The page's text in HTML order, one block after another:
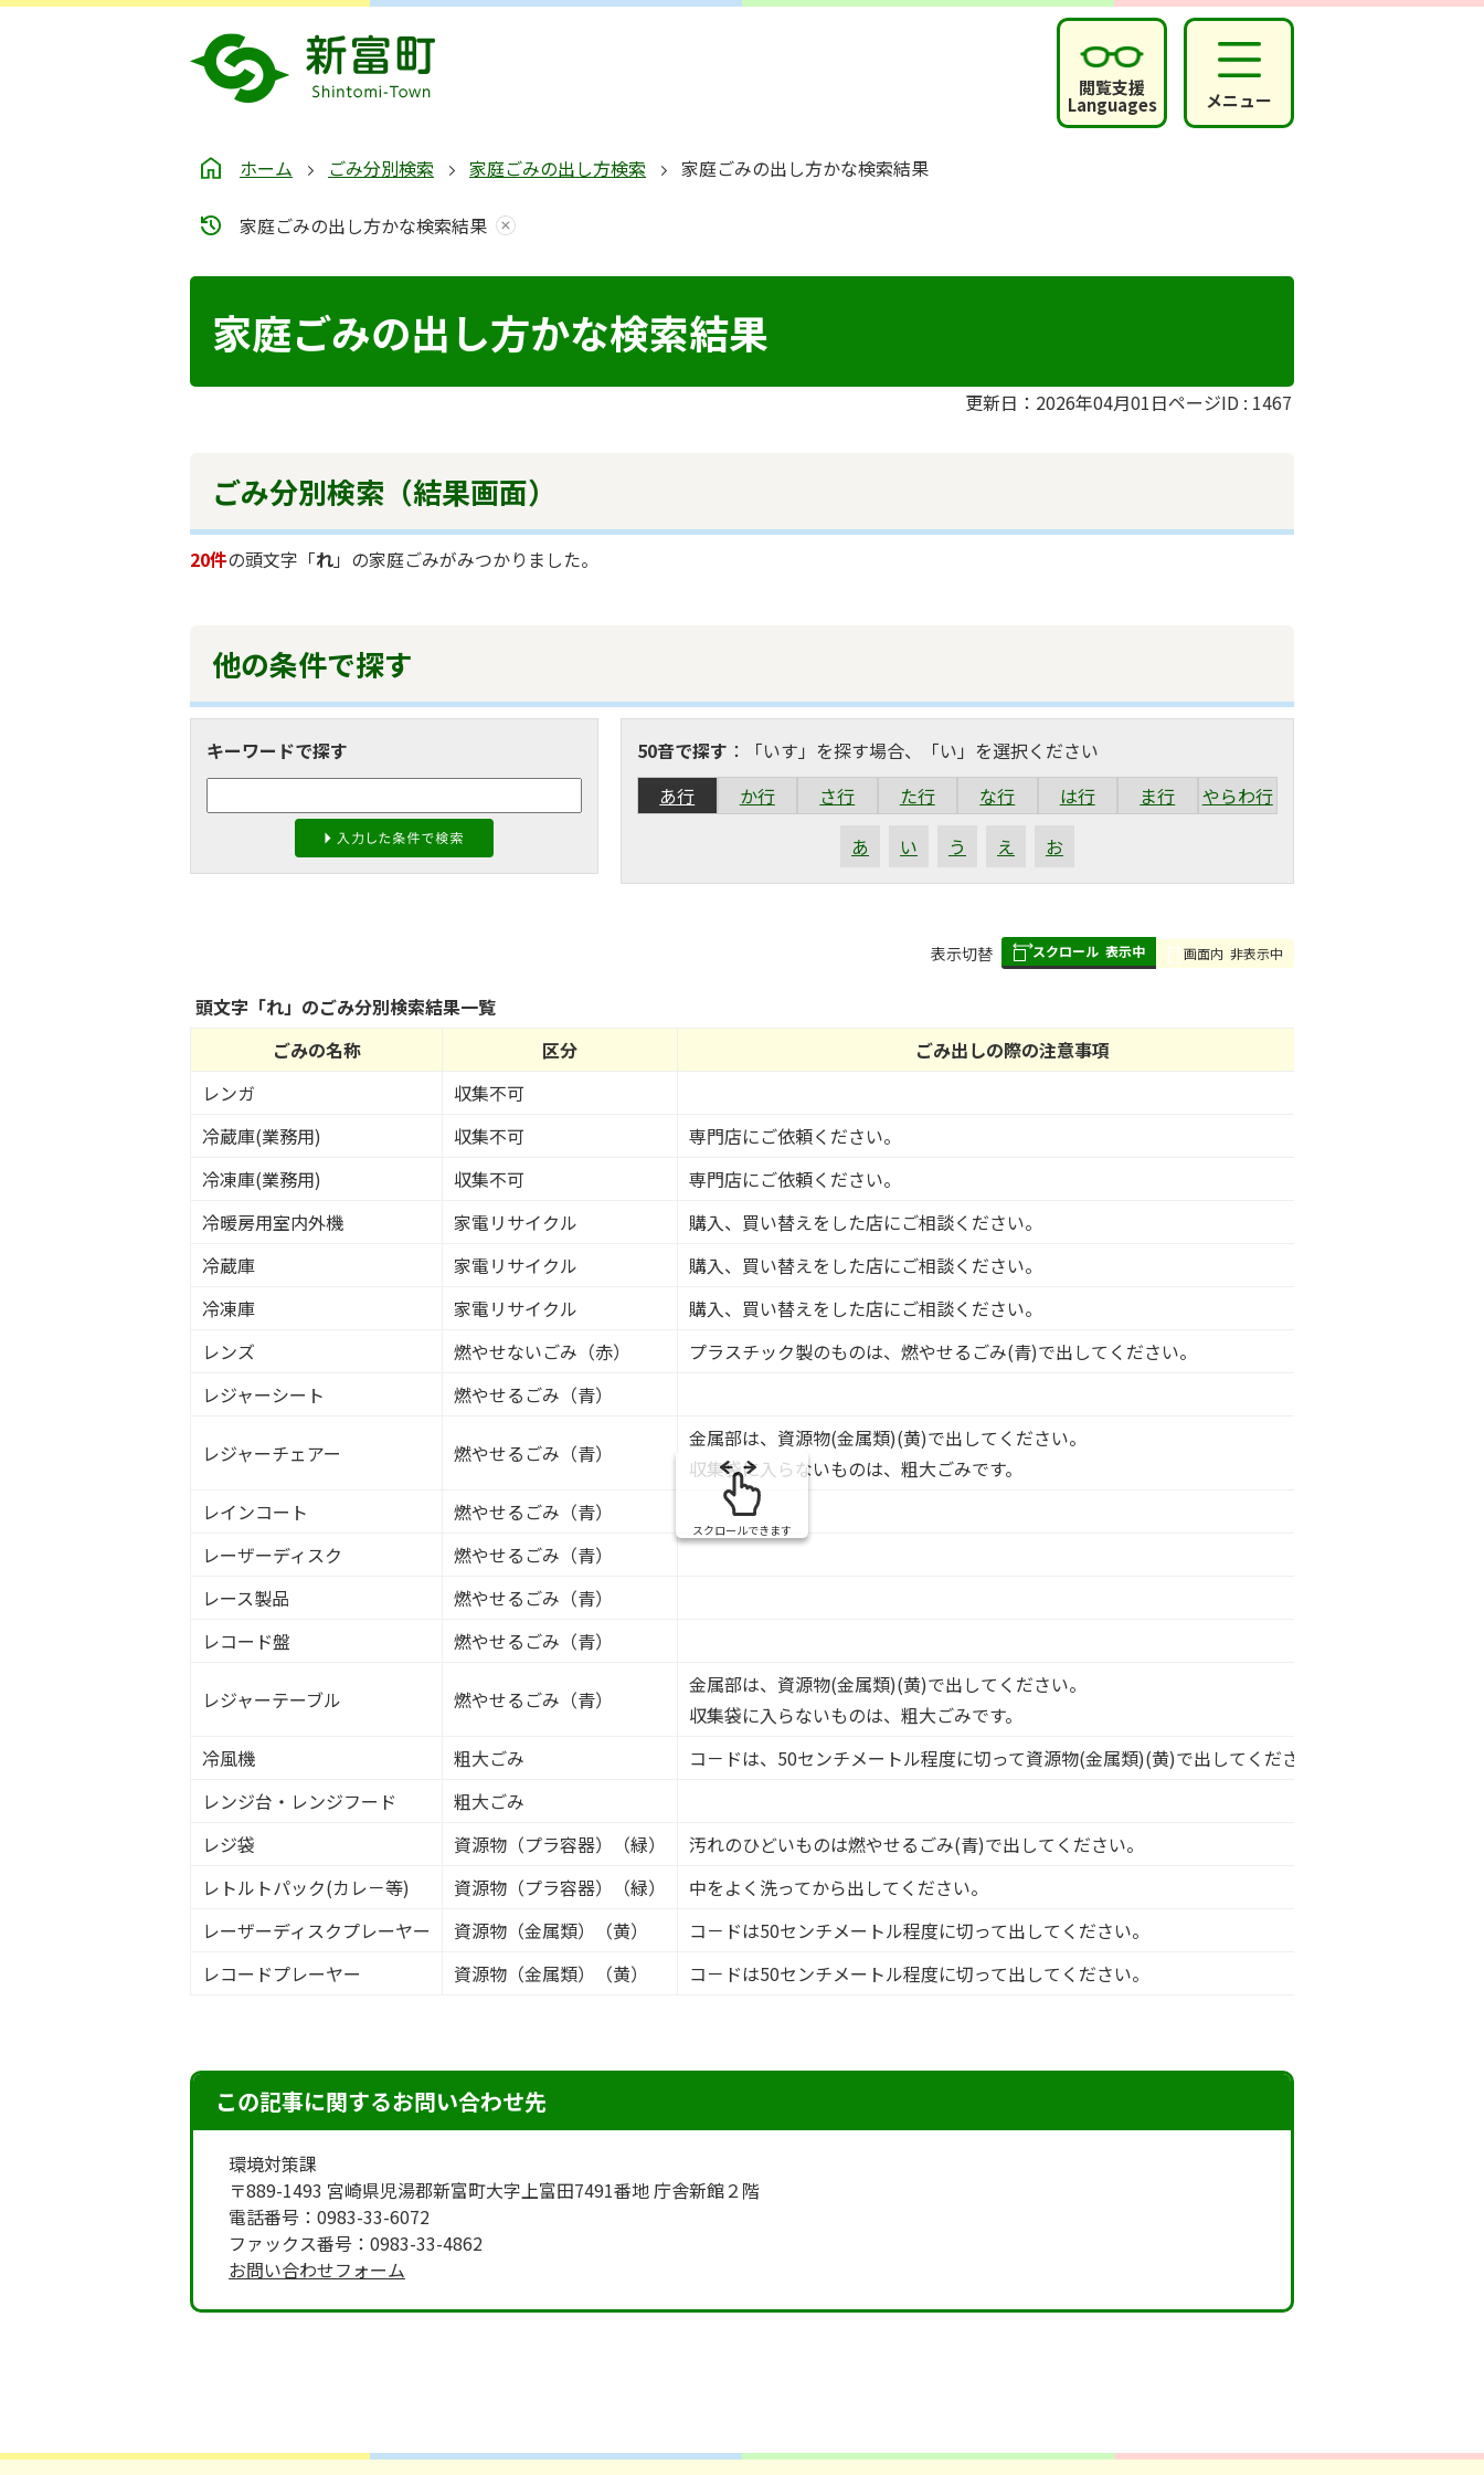
閲覧支援
Languages メニュー
ホーム ごみ分別検索 家庭ごみの出し方検索 家庭ごみの出し方かな検索結果
家庭ごみの出し方かな検索結果
家庭ごみの出し方かな検索結果
更新日：2026年04月01日ページID : 1467
ごみ分別検索 （結果画面）
20件の頭文字「れ」の家庭ごみがみつかりました。
他の条件で探す
キーワードで探す 50音で探す ：「いす」を探す場合、「い」を選択ください
あ行
か行 さ行 た行 な行 は行 ま行
やらわ行
あ
い う え お
表
表示切替 スクロール 表示中 画面内 非表示中
頭文字「れ」のごみ分別検索結果一覧
ごみの名称
区分
ごみ出しの際の注意事項
レンガ
収集不可
冷蔵庫(業務用)
収集不可
専門店にご依頼ください。
冷凍庫(業務用)
収集不可
専門店にご依頼ください。
冷暖房用室内外機
家電リサイクル
購入、買い替えをした店にご相談ください。
冷蔵庫
家電リサイクル
購入、買い替えをした店にご相談ください。
冷凍庫
家電リサイクル
購入、買い替えをした店にご相談ください。
レンズ
燃やせないごみ（赤）
プラスチック製のものは、燃やせるごみ(青)で出してください。
レジャーシート
燃やせるごみ（青）
レジャーチェアー 燃やせるごみ（青）
金属部は、資源物(金属類)(黄)で出してください。
収集袋に入らないものは、粗大ごみです。
レインコート
燃やせるごみ（青）
レーザーディスク
燃やせるごみ（青）
レース製品
燃やせるごみ（青）
レコード盤
燃やせるごみ（青）
レジャーテーブル 燃やせるごみ（青）
金属部は、資源物(金属類)(黄)で出してください。
収集袋に入らないものは、粗大ごみです。
冷風機
粗大ごみ
コ－ドは、50センチメートル程度に切って資源物(金属類)(黄)で出してください。
レンジ台・レンジフード
粗大ごみ
レジ袋
資源物（プラ容器）（緑）
汚れのひどいものは燃やせるごみ(青)で出してください。
レトルトパック(カレ－等)
資源物（プラ容器）（緑）
中をよく洗ってから出してください。
レーザーディスクプレーヤー
資源物（金属類）（黄）
コ－ドは50センチメートル程度に切って出してください。
レコードプレーヤー
資源物（金属類）（黄） コ－ドは50センチメートル程度に切って出してください。
スクロールできます
この記事に関するお問い合わせ先
環境対策課
〒889-1493 宮崎県児湯郡新富町大字上富田7491番地 庁舎新館２階
電話番号：0983-33-6072
ファックス番号：0983-33-4862
お問い合わせフォーム